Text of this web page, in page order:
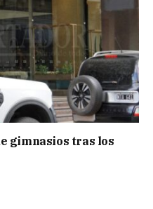
gimnasios tras los